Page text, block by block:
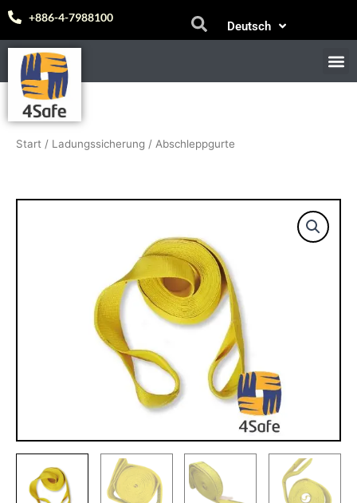
Zum
Inhalt
springen
+886-4-7988100
Deutsch
中文 (台灣)
Start / Ladungssicherung / Abschleppgurte